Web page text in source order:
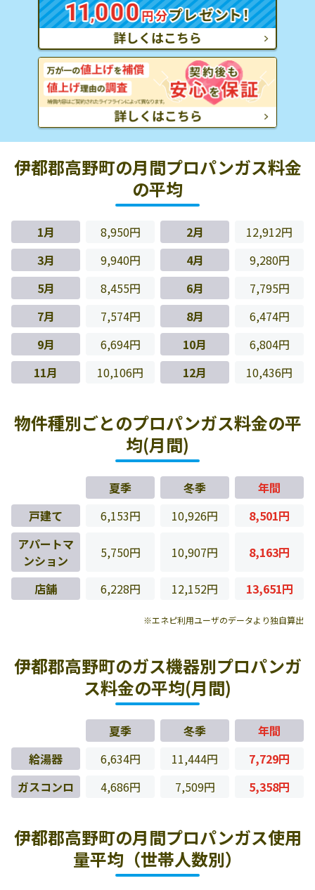
伊都郡高野町の月間プロパンガス料金
の平均
1月 8,950円 2月
12,912円
3月
9,940円 4月
9,280円
5月
8,455円 6月
7,795円
7月
7,574円 8月
6,474円
9月
6,694円 10月
6,804円
11月
10,106円 12月 10,436円
物件種別ごとのプロパンガス料金の平
均(月間)
夏季 冬季
年間
戸建て
6,153円 10,926円
8,501円
アパートマ
ンション
5,750円 10,907円 8,163円
店舗 6,228円 12,152円 13,651円
※エネピ利用ユーザのデータより独自算出
伊都郡高野町のガス機器別プロパンガ
ス料金の平均(月間)
夏季 冬季
年間
給湯器
6,634円 11,444円
7,729円
ガスコンロ
4,686円 7,509円 5,358円
伊都郡高野町の月間プロパンガス使用
量平均（世帯人数別）